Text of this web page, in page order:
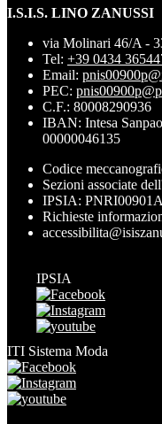
I.S.I.S. LINO ZANUSSI
via Molinari 46/A -
Tel: +39 0434
Email:
PEC:
C.F.: 80008290936
IBAN: Intesa
00000046135
Codice
Sezioni associate
IPSIA:
Richieste
IPSIA
ITI Sistema Moda